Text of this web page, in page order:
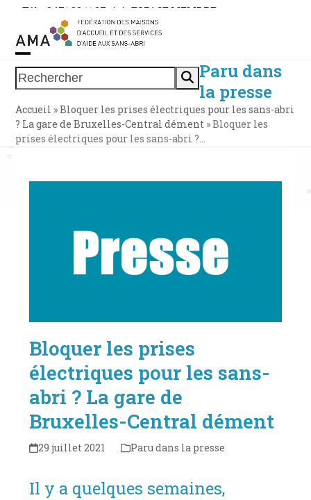
Skip
content
Tél. : 0471 38 11 37 | | ESPACE MEMBRE
Rechercher
Open
mobile
menu
Close
mobile
menu
Paru dans
la presse
Accueil »Bloquer les prises électriques pour les sans-abri
? La gare de Bruxelles-Central dément »Bloquer les
prises électriques pour les sans-abri ?…
Bloquer les prises
électriques pour les sans-
abri ? La gare de
Bruxelles-Central dément
29 juillet 2021 Paru dans la presse
Il y a quelques semaines,